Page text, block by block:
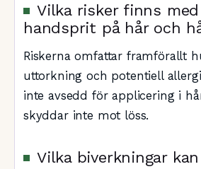
Vilka risker finns
handsprit på hår och
Riskerna omfattar framförallt
uttorkning och potentiell
inte avsedd för applicering i
skyddar inte mot löss.
Vilka biverkningar